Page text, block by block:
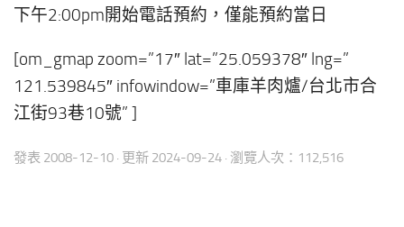
下午2:00pm開始電話預約，僅能預約當日
[om_gmap zoom=”17″ lat=”25.059378″ lng=”
121.539845″ infowindow=”車庫羊肉爐/台北市合
江街93巷10號” ]
發表 2008-12-10 · 更新 2024-09-24 · 瀏覽人次：112,516